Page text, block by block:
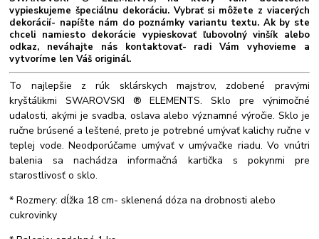
vypieskujeme špeciálnu dekoráciu. Vybrať si môžete z viacerých
dekorácií- napíšte nám do poznámky variantu textu. Ak by ste
chceli namiesto dekorácie vypieskovať ľubovolný vinšík alebo
odkaz, neváhajte nás kontaktovať- radi Vám vyhovieme a
vytvoríme len Váš originál.
To najlepšie z rúk sklárskych majstrov, zdobené pravými
kryštálikmi SWAROVSKI ® ELEMENTS. Sklo pre výnimočné
udalosti, akými je svadba, oslava alebo významné výročie. Sklo je
ručne brúsené a leštené, preto je potrebné umývať kalichy ručne v
teplej vode. Neodporúčame umývať v umývačke riadu. Vo vnútri
balenia sa nachádza informačná kartička s pokynmi pre
starostlivosť o sklo.
* Rozmery: dĺžka 18 cm- sklenená dóza na drobnosti alebo
cukrovinky